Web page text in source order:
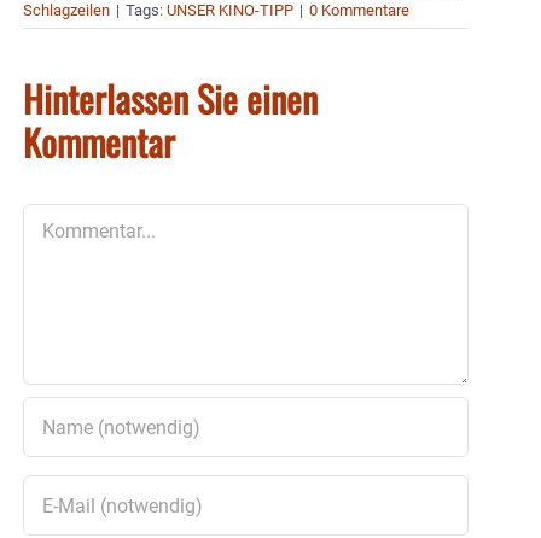
Schlagzeilen | Tags: UNSER KINO-TIPP | 0 Kommentare
Hinterlassen Sie einen
Kommentar